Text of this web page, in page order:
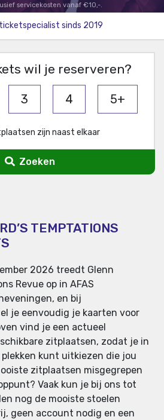
servicekosten vanaf €10,-.
sinds 2019
wil je reserveren?
3 4 5+
zijn naast elkaar
Zoeken
TEMPTATIONS
2026 treedt Glenn
Revue op in AFAS
en bij
je eenvoudig je kaarten voor
vind je een actueel
zitplaatsen, zodat je in
kunt uitkiezen die jou
zitplaatsen misgegrepen
Vaak kun je bij ons tot
nog de mooiste stoelen
geen account nodig en een